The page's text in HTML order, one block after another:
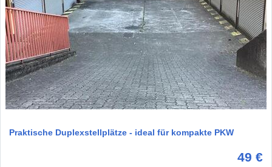
1 / 5
Praktische Duplexstellplätze - ideal für kompakte PKW
49 €